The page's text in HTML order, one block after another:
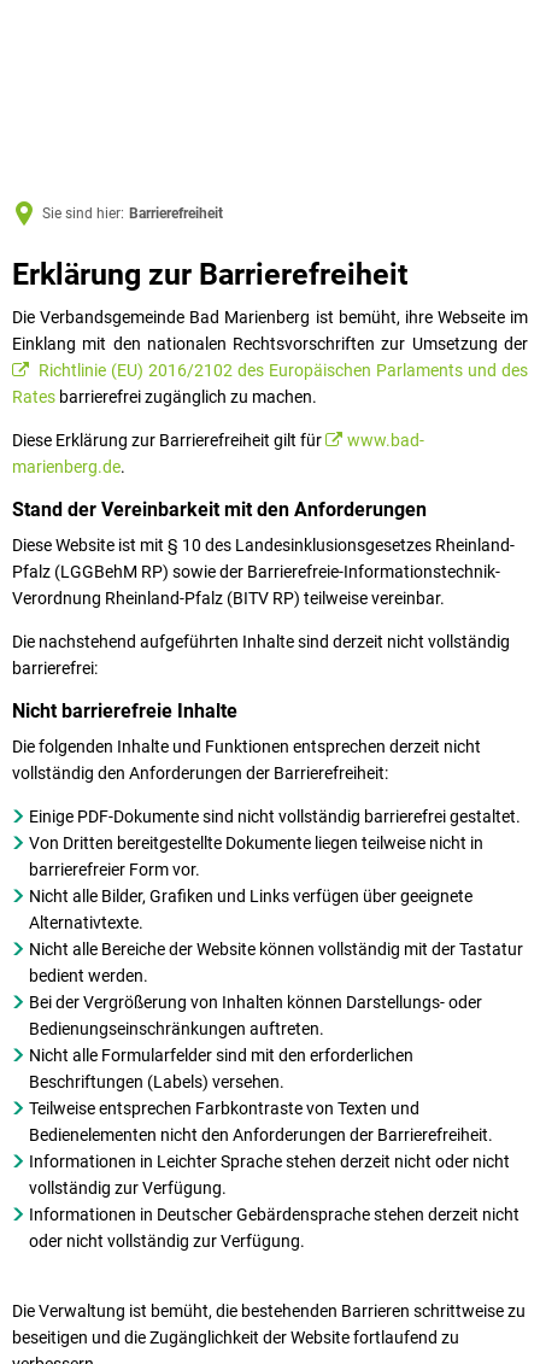
Sie sind hier: Barrierefreiheit
Barrierefreiheit
Erklärung zur Barrierefreiheit
Die Verbandsgemeinde Bad Marienberg ist bemüht, ihre Webseite im
Einklang mit den nationalen Rechtsvorschriften zur Umsetzung der
Richtlinie (EU) 2016/2102 des Europäischen Parlaments und des
Rates barrierefrei zugänglich zu machen.
Diese Erklärung zur Barrierefreiheit gilt für
www.bad-
marienberg.de.
Stand der Vereinbarkeit mit den Anforderungen
Diese Website ist mit § 10 des Landesinklusionsgesetzes Rheinland-
Pfalz (LGGBehM RP) sowie der Barrierefreie-Informationstechnik-
Verordnung Rheinland-Pfalz (BITV RP) teilweise vereinbar.
Die nachstehend aufgeführten Inhalte sind derzeit nicht vollständig
barrierefrei:
Nicht barrierefreie Inhalte
Die folgenden Inhalte und Funktionen entsprechen derzeit nicht
vollständig den Anforderungen der Barrierefreiheit:
Einige PDF-Dokumente sind nicht vollständig barrierefrei gestaltet.
Von Dritten bereitgestellte Dokumente liegen teilweise nicht in
barrierefreier Form vor.
Nicht alle Bilder, Grafiken und Links verfügen über geeignete
Alternativtexte.
Nicht alle Bereiche der Website können vollständig mit der Tastatur
bedient werden.
Bei der Vergrößerung von Inhalten können Darstellungs- oder
Bedienungseinschränkungen auftreten.
Nicht alle Formularfelder sind mit den erforderlichen
Beschriftungen (Labels) versehen.
Teilweise entsprechen Farbkontraste von Texten und
Bedienelementen nicht den Anforderungen der Barrierefreiheit.
Informationen in Leichter Sprache stehen derzeit nicht oder nicht
vollständig zur Verfügung.
Informationen in Deutscher Gebärdensprache stehen derzeit nicht
oder nicht vollständig zur Verfügung.
Die Verwaltung ist bemüht, die bestehenden Barrieren schrittweise zu
beseitigen und die Zugänglichkeit der Website fortlaufend zu